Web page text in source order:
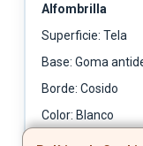
Alfombrilla
Superficie: Tela
Base: Goma
Borde: Cosido
Color: Blanco